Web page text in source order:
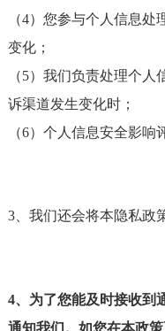
（4）您参与个人信息
变化；
（5）我们负责处理个
诉渠道发生变化时；
（6）个人信息安全影响
3、我们还会将本隐私政
4、为了您能及时接收到
通知我们。如您在本政